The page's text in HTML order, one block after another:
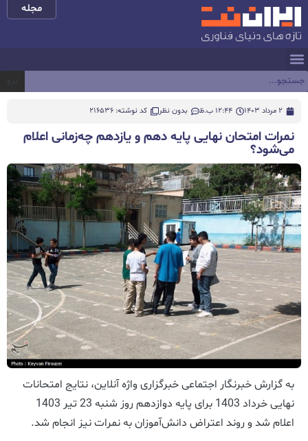
مجله
2 مرداد 1403 12:44 ب.ظ بدون نظر کد نوشته: 216536
نمرات امتحان نهایی پایه دهم و یازدهم چه‌زمانی اعلام
می‌شود؟
به گزارش خبرنگار اجتماعی خبرگزاری واژه آنلاین، نتایج امتحانات
نهایی خرداد 1403 برای پایه دوازدهم روز شنبه 23 تیر 1403
اعلام شد و روند اعتراض دانش‌آموزان به نمرات نیز انجام شد.